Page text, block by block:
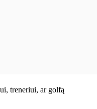
treneriui, ar golfą